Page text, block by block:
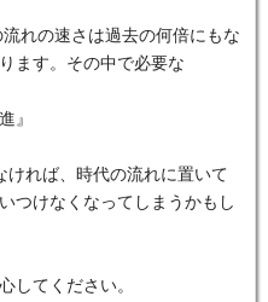
れの速さは過去の何倍にもな
ます。その中で必要な
』
ければ、時代の流れに置いて
つけなくなってしまうかもし
してください。